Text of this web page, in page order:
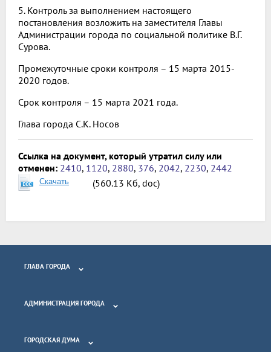
5. Контроль за выполнением настоящего
постановления возложить на заместителя Главы
Администрации города по социальной политике В.Г.
Сурова.
Промежуточные сроки контроля – 15 марта 2015-
2020 годов.
Срок контроля – 15 марта 2021 года.
Глава города С.К. Носов
Ссылка на документ, который утратил силу или
отменен: 2410, 1120, 2880, 376, 2042, 2230, 2442
Скачать (560.13 Кб, doc)
ГЛАВА ГОРОДА
АДМИНИСТРАЦИЯ ГОРОДА
ГОРОДСКАЯ ДУМА